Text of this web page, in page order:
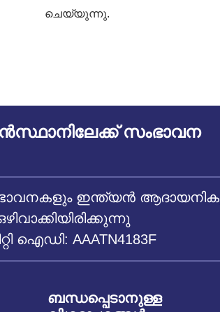
ചെയ്യുന്നു.
സംഭാവന
ഇന്ത്യൻ ആദായനികുതി
ഐഡി: AAATN4183F
ബന്ധപ്പെടാനുള്ള